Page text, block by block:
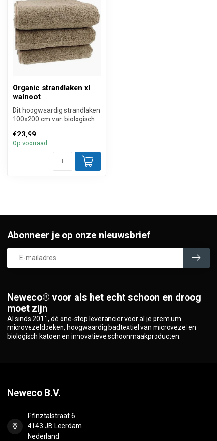
Organic strandlaken xl
walnoot
Dit hoogwaardig strandlaken
100x200 cm van biologisch
absorp...
€23,99
Op voorraad
Neweco® voor als het echt schoon en droog
moet zijn
Al sinds 2011, dé one-stop leverancier voor al je premium
microvezeldoeken, hoogwaardig badtextiel van microvezel en
biologisch katoen en innovatieve schoonmaakproducten.
Abonneer je op onze nieuwsbrief
Neweco B.V.
Pfinztalstraat 6
4143 JB Leerdam
Nederland